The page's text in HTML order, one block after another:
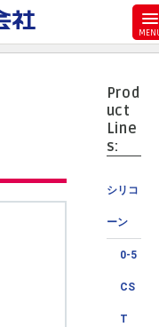
Prod
uct
Line
s:
シリコ
ーン
0-5
CS
T